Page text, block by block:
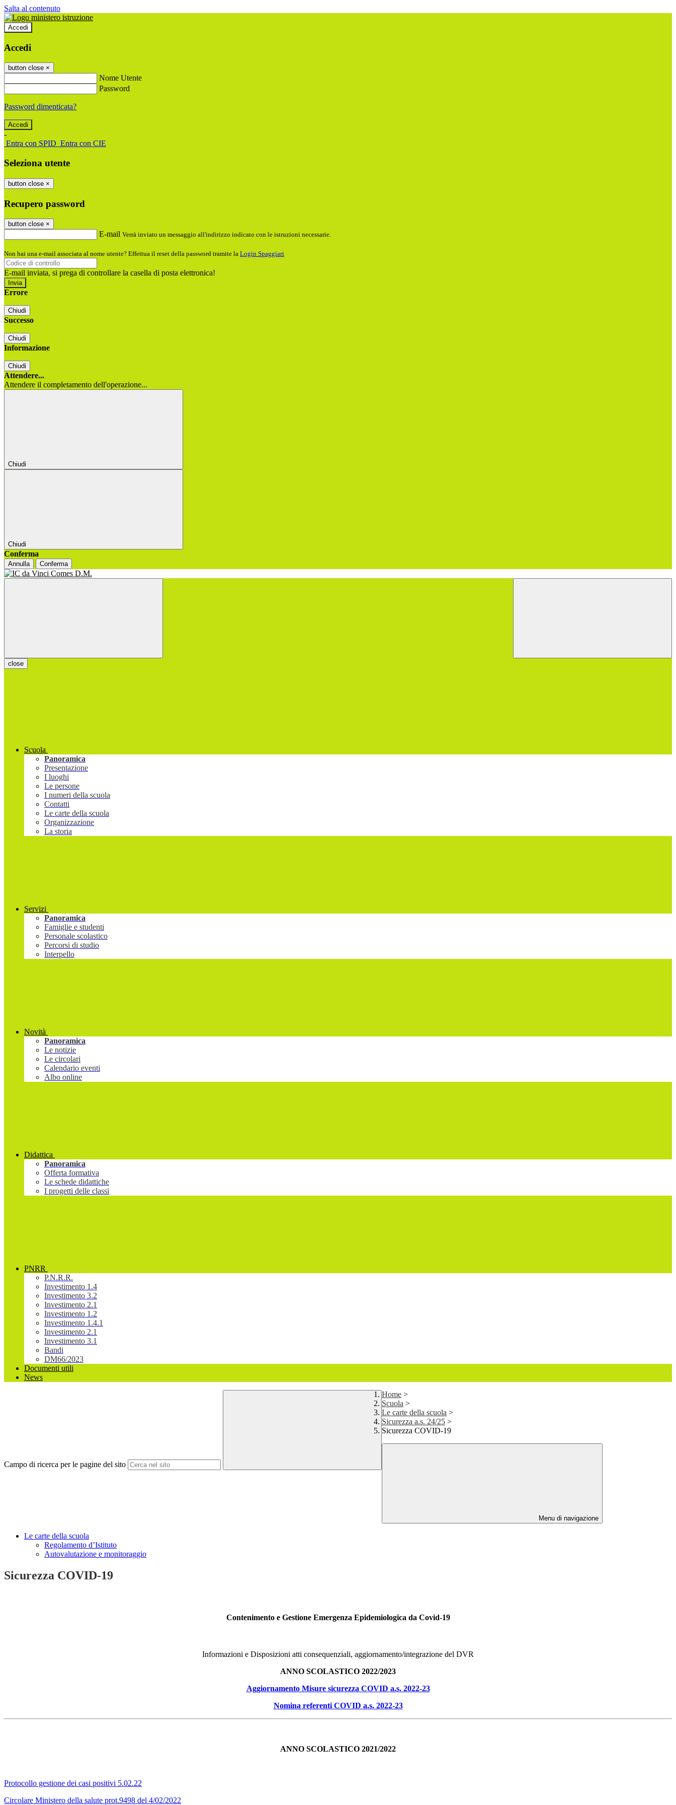
Salta al contenuto
Accedi
Accedi
button close ×
Nome Utente
Password
Password dimenticata?
-
Entra con SPID Entra con CIE
Seleziona utente
button close ×
Recupero password
button close ×
E-mail Verrà inviato un messaggio all'indirizzo indicato con le istruzioni necessarie.
Non hai una e-mail associata al nome utente? Effettua il reset della password tramite la Login Spaggiari
E-mail inviata, si prega di controllare la casella di posta elettronica!
Errore
Chiudi
Successo
Chiudi
Informazione
Chiudi
Attendere...
Attendere il completamento dell'operazione...
Chiudi
Chiudi
Conferma
Annulla Conferma
close
Scuola
Panoramica
Presentazione
I luoghi
Le persone
I numeri della scuola
Contatti
Le carte della scuola
Organizzazione
La storia
Servizi
Panoramica
Famiglie e studenti
Personale scolastico
Percorsi di studio
Interpello
Novità
Panoramica
Le notizie
Le circolari
Calendario eventi
Albo online
Didattica
Panoramica
Offerta formativa
Le schede didattiche
I progetti delle classi
PNRR
P.N.R.R.
Investimento 1.4
Investimento 3.2
Investimento 2.1
Investimento 1.2
Investimento 1.4.1
Investimento 2.1
Investimento 3.1
Bandi
DM66/2023
Documenti utili
News
Campo di ricerca per le pagine del sito
Home >
Scuola >
Le carte della scuola >
Sicurezza a.s. 24/25 >
Sicurezza COVID-19
Menu di navigazione
Le carte della scuola
Regolamento d’Istituto
Autovalutazione e monitoraggio
Sicurezza COVID-19
Contenimento e Gestione Emergenza Epidemiologica da Covid-19
Informazioni e Disposizioni atti consequenziali, aggiornamento/integrazione del DVR
ANNO SCOLASTICO 2022/2023
Aggiornamento Misure sicurezza COVID a.s. 2022-23
Nomina referenti COVID a.s. 2022-23
ANNO SCOLASTICO 2021/2022
Protocollo gestione dei casi positivi 5.02.22
Circolare Ministero della salute prot.9498 del 4/02/2022